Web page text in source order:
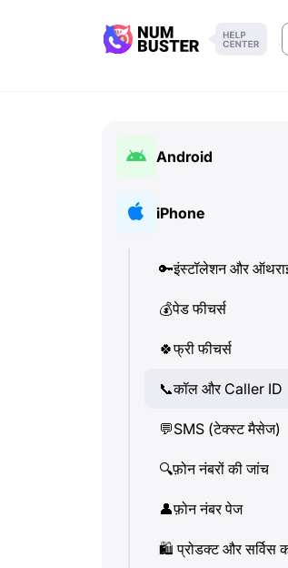
Android
🔑
iPhone
🔑इंस्टॉलेशन और
💰पेड फीचर्स
🍀फ्री फीचर्स
📞कॉल और Caller ID
💬SMS (टेक्स्ट मैसेज)
🔍फ़ोन नंबरों की जांच
👤फ़ोन नंबर पेज
🛍 प्रोडक्ट और सर्विस